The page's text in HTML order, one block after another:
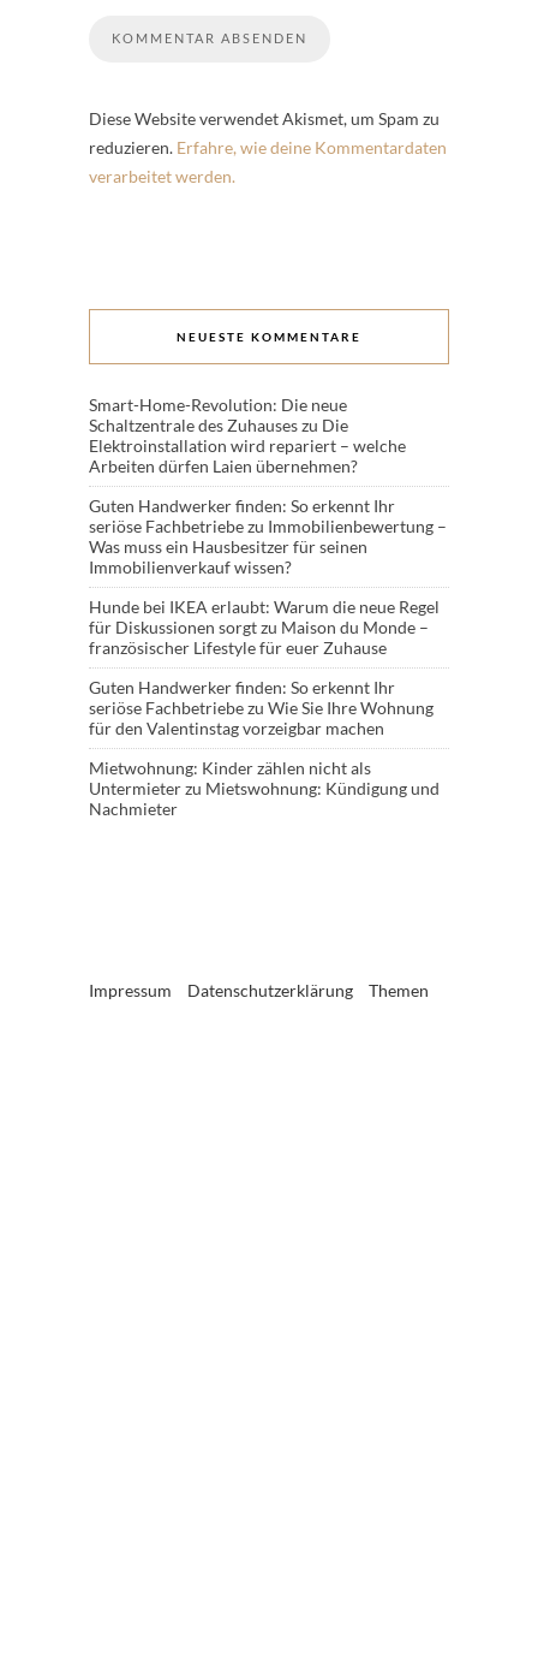
Diese Website verwendet Akismet, um Spam zu
reduzieren. Erfahre, wie deine Kommentardaten
verarbeitet werden.
NEUESTE KOMMENTARE
Smart-Home-Revolution: Die neue
Schaltzentrale des Zuhauseszu Die
Elektroinstallation wird repariert – welche
Arbeiten dürfen Laien übernehmen?
Guten Handwerker finden: So erkennt Ihr
seriöse Fachbetriebezu Immobilienbewertung –
Was muss ein Hausbesitzer für seinen
Immobilienverkauf wissen?
Hunde bei IKEA erlaubt: Warum die neue Regel
für Diskussionen sorgtzu Maison du Monde –
französischer Lifestyle für euer Zuhause
Guten Handwerker finden: So erkennt Ihr
seriöse Fachbetriebezu Wie Sie Ihre Wohnung
für den Valentinstag vorzeigbar machen
Mietwohnung: Kinder zählen nicht als
Untermieterzu Mietswohnung: Kündigung und
Nachmieter
Impressum Datenschutzerklärung Themen